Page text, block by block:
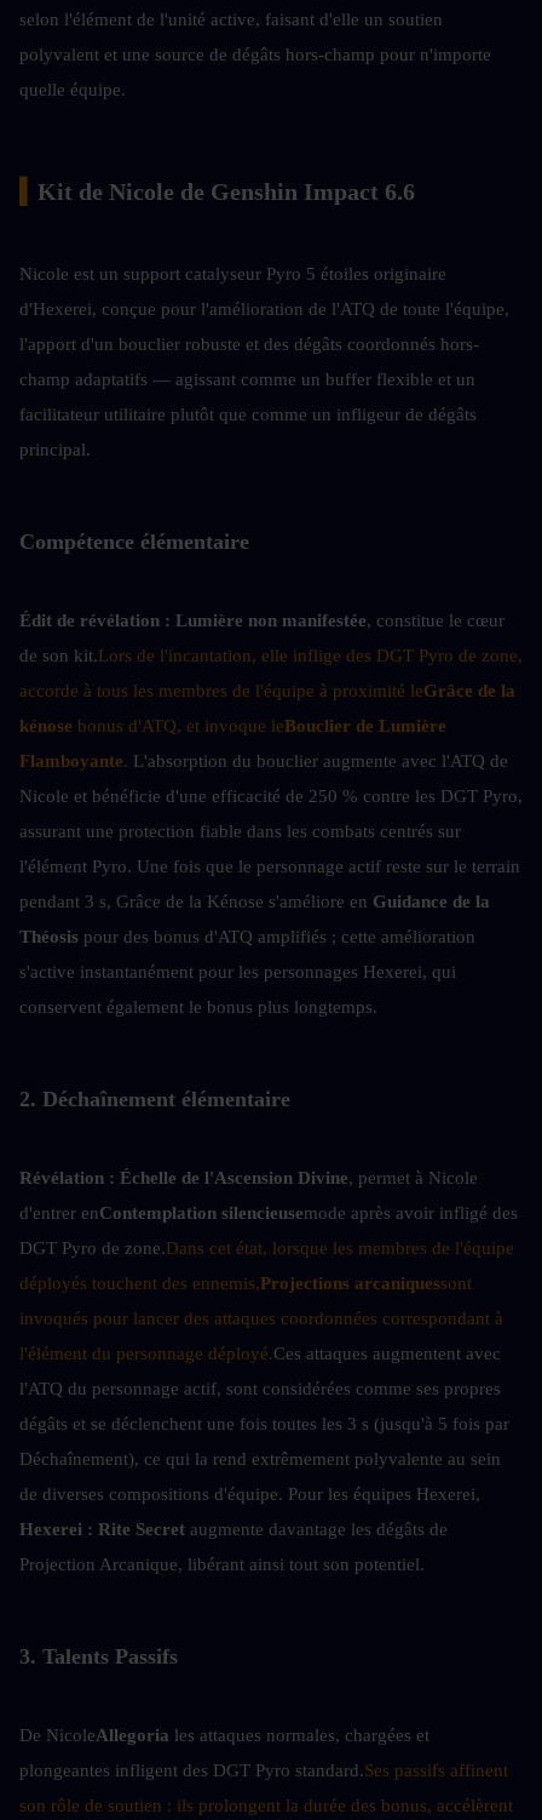
selon l'élément de l'unité active, faisant d'elle un soutien
polyvalent et une source de dégâts hors-champ pour n'importe
quelle équipe.
Kit de Nicole de Genshin Impact 6.6
Nicole est un support catalyseur Pyro 5 étoiles originaire
d'Hexerei, conçue pour l'amélioration de l'ATQ de toute l'équipe,
l'apport d'un bouclier robuste et des dégâts coordonnés hors-
champ adaptatifs — agissant comme un buffer flexible et un
facilitateur utilitaire plutôt que comme un infligeur de dégâts
principal.
Compétence élémentaire
Édit de révélation : Lumière non manifestée, constitue le cœur
de son kit.Lors de l'incantation, elle inflige des DGT Pyro de zone,
accorde à tous les membres de l'équipe à proximité leGrâce de la
kénose bonus d'ATQ, et invoque leBouclier de Lumière
Flamboyante. L'absorption du bouclier augmente avec l'ATQ de
Nicole et bénéficie d'une efficacité de 250 % contre les DGT Pyro,
assurant une protection fiable dans les combats centrés sur
l'élément Pyro. Une fois que le personnage actif reste sur le terrain
pendant 3 s, Grâce de la Kénose s'améliore en Guidance de la
Théosis pour des bonus d'ATQ amplifiés ; cette amélioration
s'active instantanément pour les personnages Hexerei, qui
conservent également le bonus plus longtemps.
2. Déchaînement élémentaire
Révélation : Échelle de l'Ascension Divine, permet à Nicole
d'entrer enContemplation silencieusemode après avoir infligé des
DGT Pyro de zone.Dans cet état, lorsque les membres de l'équipe
déployés touchent des ennemis,Projections arcaniquessont
invoqués pour lancer des attaques coordonnées correspondant à
l'élément du personnage déployé.Ces attaques augmentent avec
l'ATQ du personnage actif, sont considérées comme ses propres
dégâts et se déclenchent une fois toutes les 3 s (jusqu'à 5 fois par
Déchaînement), ce qui la rend extrêmement polyvalente au sein
Hexerei : Rite Secret augmente davantage les dégâts de
Projection Arcanique, libérant ainsi tout son potentiel.
3. Talents Passifs
De NicoleAllegoria les attaques normales, chargées et
plongeantes infligent des DGT Pyro standard.Ses passifs affinent
son rôle de soutien : ils prolongent la durée des bonus, accélèrent